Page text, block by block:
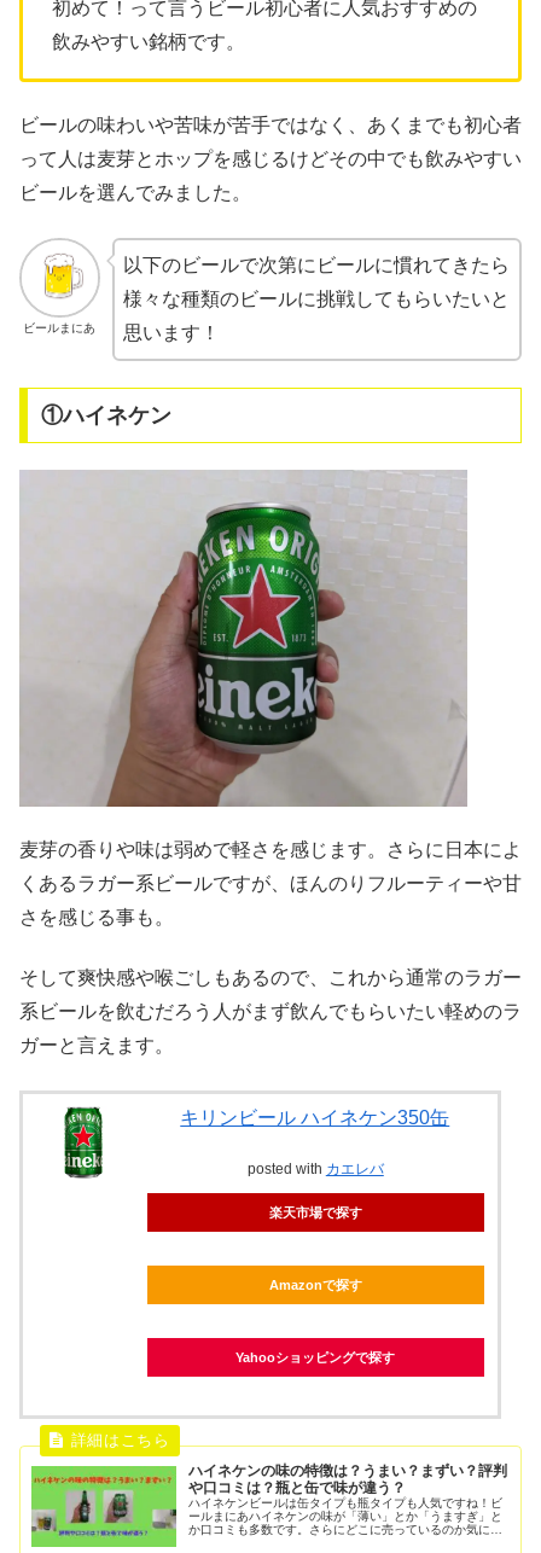
初めて！って言うビール初心者に人気おすすめの
飲みやすい銘柄です。
ビールの味わいや苦味が苦手ではなく、あくまでも初心者
って人は麦芽とホップを感じるけどその中でも飲みやすい
ビールを選んでみました。
ビールまにあ
以下のビールで次第にビールに慣れてきたら
様々な種類のビールに挑戦してもらいたいと
思います！
①ハイネケン
麦芽の香りや味は弱めで軽さを感じます。さらに日本によ
くあるラガー系ビールですが、ほんのりフルーティーや甘
さを感じる事も。
そして爽快感や喉ごしもあるので、これから通常のラガー
系ビールを飲むだろう人がまず飲んでもらいたい軽めのラ
ガーと言えます。
キリンビール ハイネケン350缶
posted with カエレバ
楽天市場で探す
Amazonで探す
Yahooショッピングで探す
ハイネケンの味の特徴は？うまい？まずい？評判
や口コミは？瓶と缶で味が違う？
ハイネケンビールは缶タイプも瓶タイプも人気ですね！ビ
ールまにあハイネケンの味が「薄い」とか「うますぎ」と
か口コミも多数です。さらにどこに売っているのか気にな